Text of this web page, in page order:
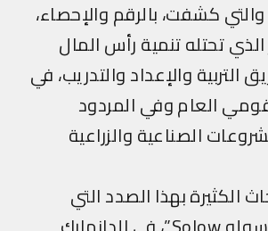
كشفت، بالرقم والإحصاء،
تحتله تنمية رأس المال
والإعداد والتدريب، في
العام وفي المردود
الصناعية والزراعية
بهذا الصدد التي